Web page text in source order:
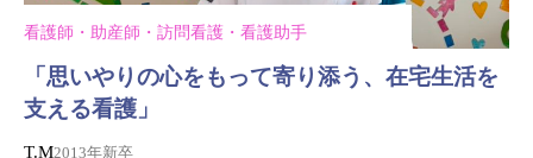
看護師・助産師・訪問看護・看護助手
「思いやりの心をもって寄り添う、在宅生活を
支える看護」
T.M2013年新卒